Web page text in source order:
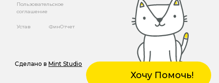
Хочу Помочь!
Пользовательское
соглашение
Устав ФинОтчет
Сделано в Mint Studio